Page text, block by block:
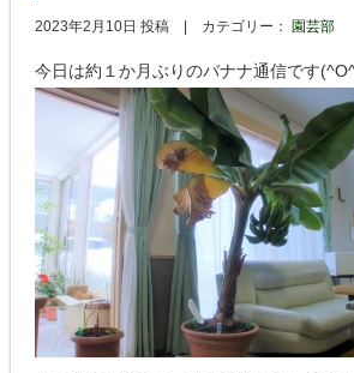
2023年2月10日 投稿 | カテゴリー： 園芸部
今日は約１か月ぶりのバナナ通信です